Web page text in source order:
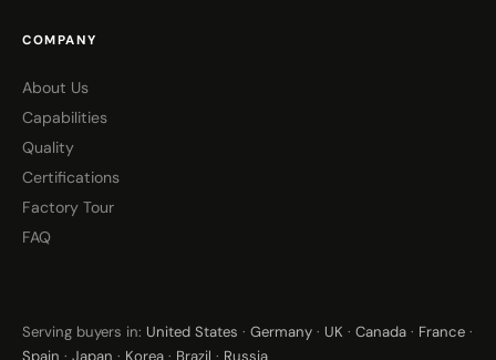
COMPANY
About Us
Capabilities
Quality
Certifications
Factory Tour
FAQ
Serving buyers in: United States · Germany · UK · Canada · France ·
Spain · Japan · Korea · Brazil · Russia